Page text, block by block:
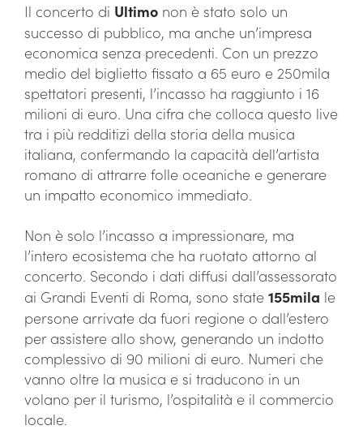
Il concerto di Ultimo non è stato solo un
successo di pubblico, ma anche un’impresa
economica senza precedenti. Con un prezzo
medio del biglietto fissato a 65 euro e 250mila
spettatori presenti, l’incasso ha raggiunto i 16
milioni di euro. Una cifra che colloca questo live
tra i più redditizi della storia della musica
italiana, confermando la capacità dell’artista
romano di attrarre folle oceaniche e generare
un impatto economico immediato.
Non è solo l’incasso a impressionare, ma
l’intero ecosistema che ha ruotato attorno al
concerto. Secondo i dati diffusi dall’assessorato
ai Grandi Eventi di Roma, sono state 155mila le
persone arrivate da fuori regione o dall’estero
per assistere allo show, generando un indotto
complessivo di 90 milioni di euro. Numeri che
vanno oltre la musica e si traducono in un
volano per il turismo, l’ospitalità e il commercio
locale.